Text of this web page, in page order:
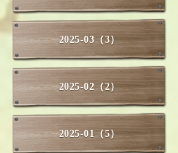
2025-03（3）
2025-02（2）
2025-01（5）